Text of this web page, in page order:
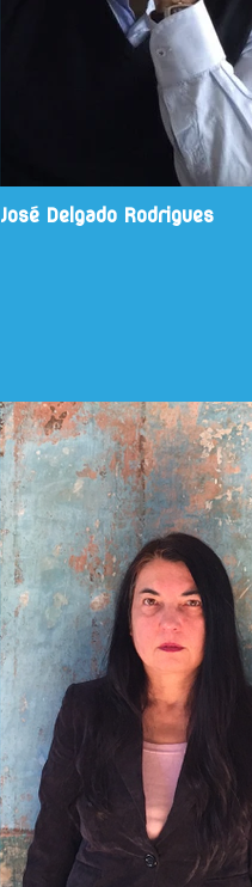
José Delgado Rodrigues